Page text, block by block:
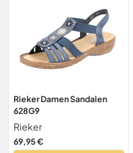
Rieker Damen Sandalen
628G9
Rieker
69,95 €